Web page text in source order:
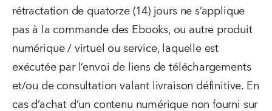
rétractation de quatorze (14) jours ne s’applique
pas à la commande des Ebooks, ou autre produit
numérique / virtuel ou service, laquelle est
exécutée par l’envoi de liens de téléchargements
et/ou de consultation valant livraison définitive. En
cas d’achat d’un contenu numérique non fourni sur